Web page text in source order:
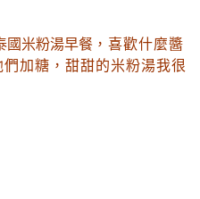
國米粉湯早餐 ，喜歡什麼醬
們加糖 ，甜甜的米粉湯我很